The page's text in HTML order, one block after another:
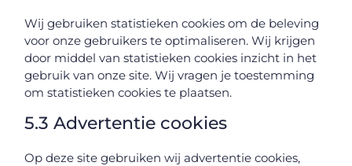
Wij gebruiken statistieken cookies om de beleving
voor onze gebruikers te optimaliseren. Wij krijgen
door middel van statistieken cookies inzicht in het
gebruik van onze site. Wij vragen je toestemming
om statistieken cookies te plaatsen.
5.3 Advertentie cookies
Op deze site gebruiken wij advertentie cookies,